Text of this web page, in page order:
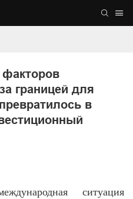
границей для
в
ситуация